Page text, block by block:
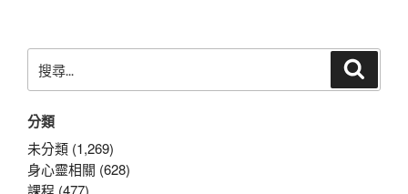
尋
鍵
字:
分類
未分類 (1,269)
身心靈相關 (628)
課程 (477)